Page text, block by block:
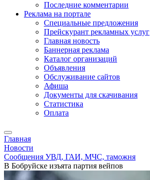
Последние комментарии
Реклама на портале
Специальные предложения
Прейскурант рекламных услуг
Главная новость
Баннерная реклама
Каталог организаций
Объявления
Обслуживание сайтов
Афиша
Документы для скачивания
Статистика
Оплата
Главная
Новости
Сообщения УВД, ГАИ, МЧС, таможня
В Бобруйске изъята партия вейпов